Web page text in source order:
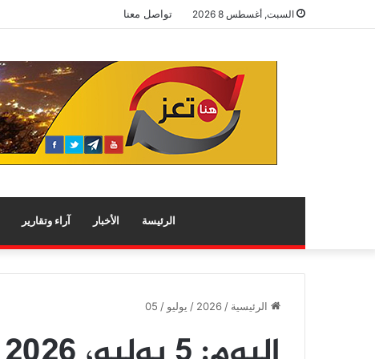
السبت, أغسطس 8 2026 تواصل معنا
الرئيسة الأخبار آراء وتقارير
الرئيسية /
2026
/ يوليو /
05